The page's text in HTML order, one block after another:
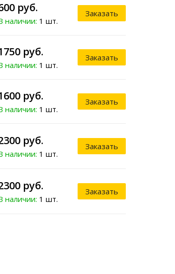
руб.
наличии: 1 шт.
Заказать
руб.
наличии: 1 шт.
Заказать
руб.
наличии: 1 шт.
Заказать
руб.
наличии: 1 шт.
Заказать
руб.
наличии: 1 шт.
Заказать